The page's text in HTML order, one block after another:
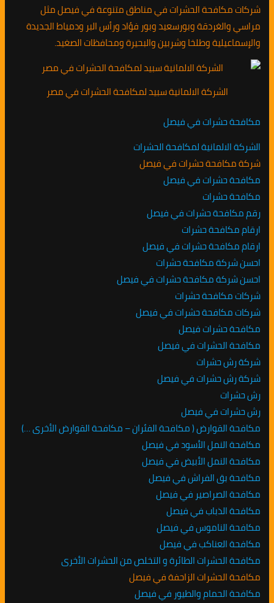
شركات مكافحة الحشرات في مناطق متنوعة في فيصل مثل
مراسي والغردقة وبورسعيد وبور فؤاد ورأس البر ودمياط الجديدة
والإسماعيلية وطلخا وشربين والبحيرة ومحافظات الصغيد.
الشركة الالمانية سبيد لمكافحة الحشرات في مصر
مكافحة حشرات في فيصل
الشركة الالمانية لمكافحة الحشرات
شركة مكافحة حشرات في فيصل
مكافحة حشرات في فيصل
مكافحة حشرات
رقم مكافحة حشرات في فيصل
ارقام مكافحة حشرات
ارقام مكافحة حشرات في فيصل
احسن شركة مكافحة حشرات
احسن شركة مكافحة حشرات في فيصل
شركات مكافحة حشرات
شركات مكافحة حشرات في فيصل
مكافحة حشرات فيصل
مكافحة الحشرات في فيصل
شركة رش حشرات
شركة رش حشرات في فيصل
رش حشرات
رش حشرات في فيصل
مكافحة القوارض ( مكافحة الفئران – مكافحة القوارض الأخرى …)
مكافحة النمل الأسود في فيصل
مكافحة النمل الأبيض في فيصل
مكافحة بق الفراش في فيصل
مكافحة الصراصير في فيصل
مكافحة الذباب في فيصل
مكافحة الناموس في فيصل
مكافحة العناكب في فيصل
مكافحة الحشرات الطائرة و التخلص من الحشرات الأخرى
مكافحة الحشرات الزاحفة في فيصل
مكافحة الحمام والطيور في فيصل